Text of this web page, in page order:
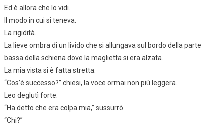
Ed è allora che lo vidi.
Il modo in cui si teneva.
La rigidità.
La lieve ombra di un livido che si allungava sul bordo della parte
bassa della schiena dove la maglietta si era alzata.
La mia vista si è fatta stretta.
“Cos’è successo?” chiesi, la voce ormai non più leggera.
Leo deglutì forte.
“Ha detto che era colpa mia,” sussurrò.
“Chi?”